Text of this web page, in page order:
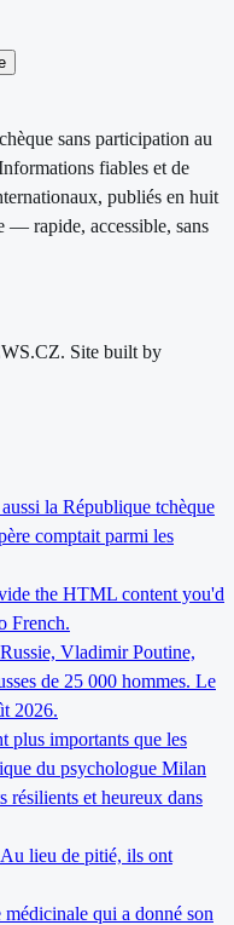
sans participation au
fiables et de
publiés en huit
— rapide, accessible, sans
Site built by
la République tchèque
comptait parmi les
the HTML content you'd
French.
Vladimir Poutine,
de 25 000 hommes. Le
2026.
plus importants que les
du psychologue Milan
résilients et heureux dans
lieu de pitié, ils ont
qui a donné son